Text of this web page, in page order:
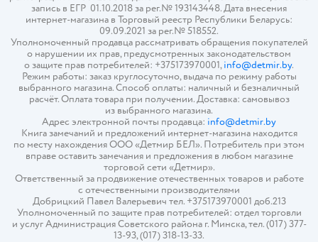
запись в ЕГР 01.10.2018 за рег.№ 193143448. Дата внесения
интернет-магазина в Торговый реестр Республики Беларусь:
09.09.2021 за рег.№ 518552.
Уполномоченный продавца рассматривать обращения покупателей
о нарушении их прав, предусмотренных законодательством
о защите прав потребителей: +375173970001,info@detmir.by.
Режим работы: заказ круглосуточно, выдача по режиму работы
выбранного магазина. Способ оплаты: наличный и безналичный
расчёт. Оплата товара при получении. Доставка: самовывоз
из выбранного магазина.
Адрес электронной почты продавца: info@detmir.by
Книга замечаний и предложений интернет-магазина находится
по месту нахождения ООО «Детмир БЕЛ». Потребитель при этом
вправе оставить замечания и предложения в любом магазине
торговой сети «Детмир».
Ответственный за продвижение отечественных товаров и работе
с отечественными производителями
Добрицкий Павел Валерьевич тел. +375173970001 доб.213
Уполномоченный по защите прав потребителей: отдел торговли
и услуг Администрация Советского района г. Минска, тел. (017) 377-
13-93, (017) 318-13-33.